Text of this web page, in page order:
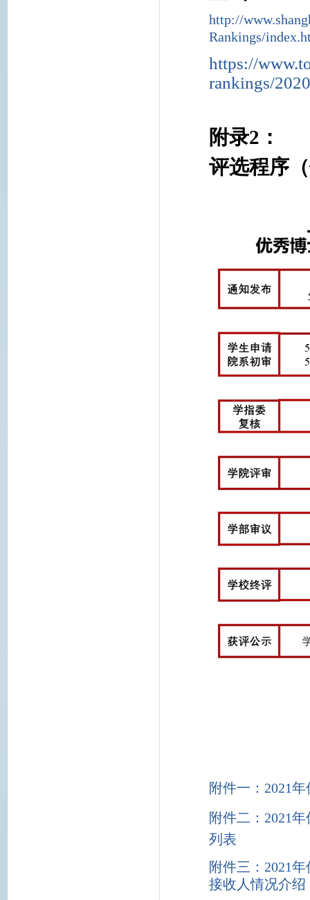
http://
Rankings/
https://
rankings/
附录2 ：
评选程序
附件一：2021
附件二：2021
列表
附件三：2021
接收人情况介绍